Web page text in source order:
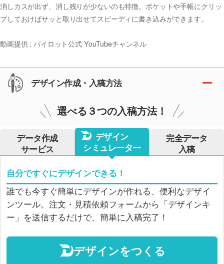
消しカスが出ず、消し残りが少ないのも特徴。ポケットや手帳にクリッ
プしておけばサッと取り出せてスピーディに書き込みができます。
動画提供 : パイロット公式 YouTubeチャンネル
デザイン作成・入稿方法
選べる３つの入稿方法！
データ作成
サービス
デザイン
シミュレーター
完全データ
入稿
自分ですぐにデザインできる！
誰でも今すぐ簡単にデザインが作れる、便利なデザイ
ンツール。注文・見積依頼フォームから「デザインキ
ー」を送信するだけで、簡単に入稿完了！
デザインをつくる